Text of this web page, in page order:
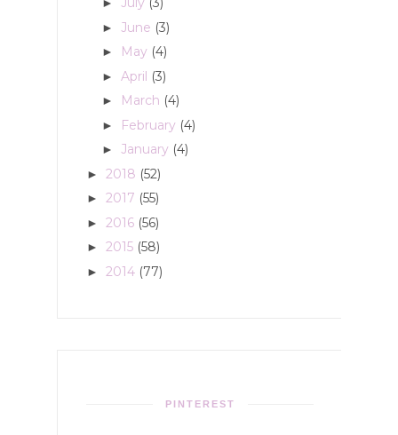
► June (3)
► May (4)
► April (3)
► March (4)
► February (4)
► January (4)
► 2018 (52)
► 2017 (55)
► 2016 (56)
► 2015 (58)
► 2014 (77)
PINTEREST